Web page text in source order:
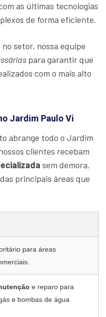
as últimas tecnologias
de forma eficiente.
no setor, nossa equipe
para garantir que
com o mais alto
Jardim Paulo Vi
abrange todo o Jardim
clientes recebam
sem demora.
principais áreas que
para áreas
e reparo para
e bombas de água